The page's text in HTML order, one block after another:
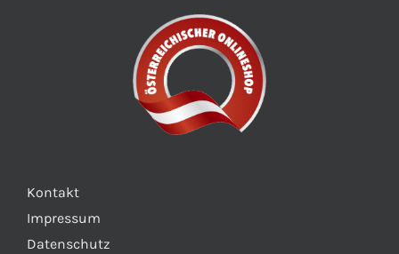
Kontakt
Impressum
Datenschutz